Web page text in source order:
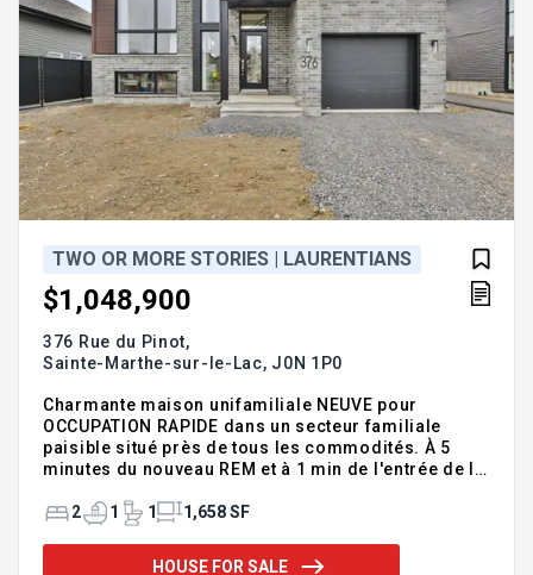
TWO OR MORE STORIES | LAURENTIANS
$1,048,900
376 Rue du Pinot,
Sainte-Marthe-sur-le-Lac, J0N 1P0
Charmante maison unifamiliale NEUVE pour
OCCUPATION RAPIDE dans un secteur familiale
paisible situé près de tous les commodités. À 5
minutes du nouveau REM et à 1 min de l'entrée de la
conçu de type paliers multiples pour un espace de
circulation fluides entre les niveaux, un design
2 1 1 1,658 SF
HOUSE FOR SALE